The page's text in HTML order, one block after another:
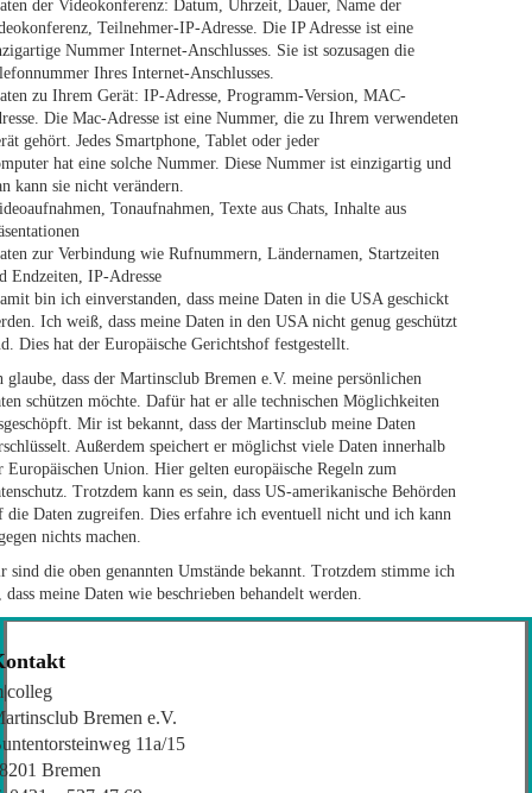
der Videokonferenz: Datum, Uhrzeit, Dauer, Name der
Teilnehmer-IP-Adresse. Die IP Adresse ist eine
Nummer Internet-Anschlusses. Sie ist sozusagen die
Ihres Internet-Anschlusses.
zu Ihrem Gerät: IP-Adresse, Programm-Version, MAC-
Die Mac-Adresse ist eine Nummer, die zu Ihrem verwendeten
gehört. Jedes Smartphone, Tablet oder jeder
hat eine solche Nummer. Diese Nummer ist einzigartig und
kann sie nicht verändern.
Tonaufnahmen, Texte aus Chats, Inhalte aus
zur Verbindung wie Rufnummern, Ländernamen, Startzeiten
Endzeiten, IP-Adresse
bin ich einverstanden, dass meine Daten in die USA geschickt
Ich weiß, dass meine Daten in den USA nicht genug geschützt
Dies hat der Europäische Gerichtshof festgestellt.
glaube, dass der Martinsclub Bremen e.V. meine persönlichen
schützen möchte. Dafür hat er alle technischen Möglichkeiten
Mir ist bekannt, dass der Martinsclub meine Daten
Außerdem speichert er möglichst viele Daten innerhalb
Europäischen Union. Hier gelten europäische Regeln zum
Trotzdem kann es sein, dass US-amerikanische Behörden
die Daten zugreifen. Dies erfahre ich eventuell nicht und ich kann
nichts machen.
sind die oben genannten Umstände bekannt. Trotzdem stimme ich
dass meine Daten wie beschrieben behandelt werden.
Bremen e.V.
11a/15
Bremen